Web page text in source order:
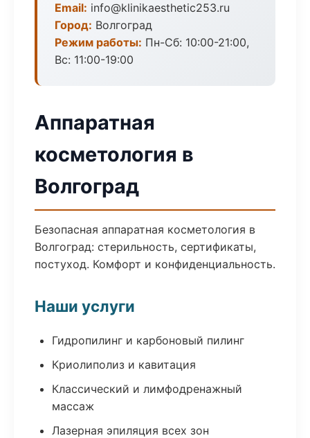
Email: info@klinikaesthetic253.ru
Город: Волгоград
Режим работы: Пн-Сб: 10:00-21:00,
Вс: 11:00-19:00
Аппаратная
косметология в
Волгоград
Безопасная аппаратная косметология в
Волгоград: стерильность, сертификаты,
постуход. Комфорт и конфиденциальность.
Наши услуги
Гидропилинг и карбоновый пилинг
Криолиполиз и кавитация
Классический и лимфодренажный
массаж
Лазерная эпиляция всех зон